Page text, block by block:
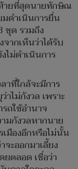
ายที่สุดนายทักษิณ
ดำเนินการยื่น
ชุด รวมถึง
จากเห็นว่าได้รับ
ไม่ดำเนินการ
าที่ใกล้จะมีการ
ม่กังวล เพราะ
ถใช้อำนาจ
มกังวลหากนาย
มืองอีกหรือไม่นั้น
ะออกมาเลี้ยง
ตลอด เชื่อว่า